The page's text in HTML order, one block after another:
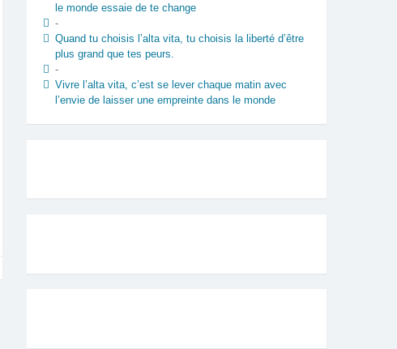
le monde essaie de te change
-
Quand tu choisis l’alta vita, tu choisis la liberté d’être
plus grand que tes peurs.
-
Vivre l’alta vita, c’est se lever chaque matin avec
l’envie de laisser une empreinte dans le monde